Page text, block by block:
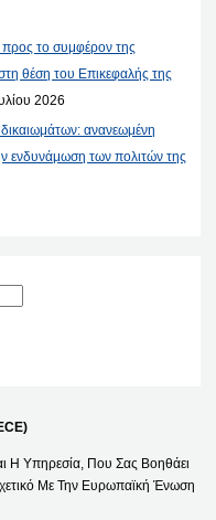
το συμφέρον της
θέση του Επικεφαλής της
2026
ανανεωμένη
ενδυνάμωση των πολιτών της
Η Υπηρεσία, Που Σας Βοηθάει
Με Την Ευρωπαϊκή Ένωση